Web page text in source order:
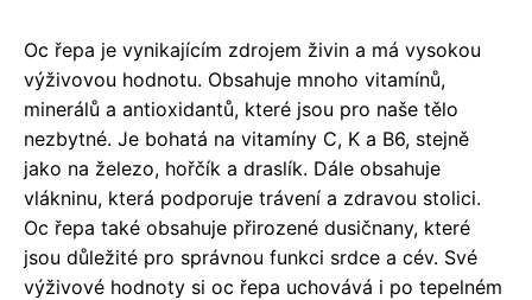
Oc řepa je vynikajícím zdrojem živin a má vysokou
výživovou hodnotu. Obsahuje mnoho vitamínů,
minerálů a antioxidantů, které jsou pro naše tělo
nezbytné. Je bohatá na vitamíny C, K a B6, stejně
jako na železo, hořčík a draslík. Dále obsahuje
vlákninu, která podporuje trávení a zdravou stolici.
Oc řepa také obsahuje přirozené dusičnany, které
jsou důležité pro správnou funkci srdce a cév. Své
výživové hodnoty si oc řepa uchovává i po tepelném